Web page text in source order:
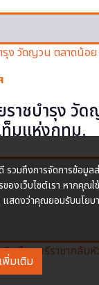
ราชบำรุง วั
ท็มแห่งกทม.
รวมถึงการจัดการข้อมู
งเว็บไซต์เรา หากคุณใ
แสดงว่าคุณยอมรับนโยบ
พิ่มเติม